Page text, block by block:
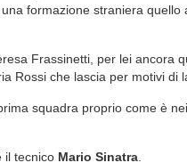
formazione straniera quello
Frassinetti, per lei ancora
Rossi che lascia per motivi di
squadra proprio come è
il tecnico Mario Sinatra.